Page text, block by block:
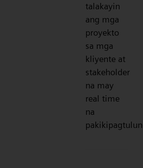
talakayin
ang mga
proyekto
sa mga
kliyente at
stakeholder
na may
real time
na